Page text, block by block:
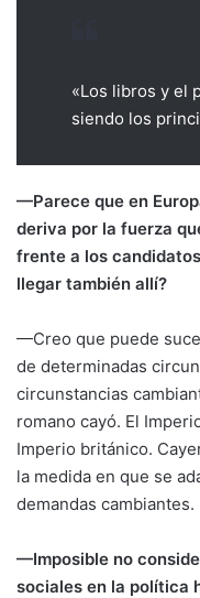
«Los libros y el
siendo los
—Parece que en
deriva por la fuerza
frente a los
llegar también allí?
—Creo que puede
de determinadas
circunstancias
romano cayó. El
Imperio británico.
la medida en que se
demandas cambiantes.
—Imposible no
sociales en la política